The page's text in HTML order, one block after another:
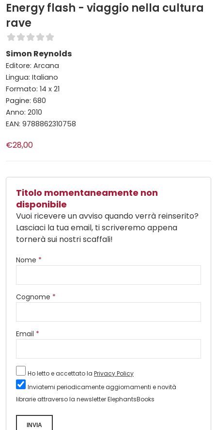
Energy flash - viaggio nella cultura
rave
Simon Reynolds
Editore: Arcana
Lingua: Italiano
Formato: 14 x 21
Pagine: 680
Anno: 2010
EAN: 9788862310758
€28,00
Titolo momentaneamente non
disponibile
Vuoi ricevere un avviso quando verrà reinserito?
Lasciaci la tua email, ti scriveremo appena
tornerà sui nostri scaffali!
Nome *
Cognome *
Email *
Ho letto e accettato la Privacy Policy
Inviatemi periodicamente aggiornamenti e novità
librarie attraverso la newsletter ElephantsBooks
INVIA